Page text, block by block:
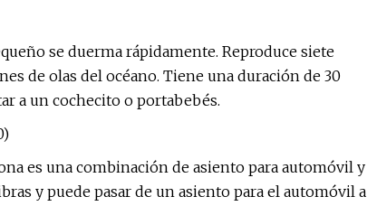
se duerma rápidamente. Reproduce siete
de olas del océano. Tiene una duración de 30
a un cochecito o portabebés.
es una combinación de asiento para automóvil y
y puede pasar de un asiento para el automóvil a